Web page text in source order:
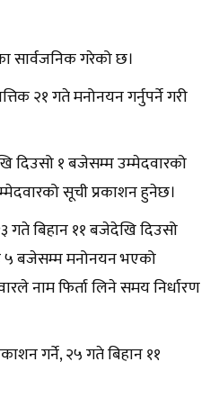
सार्वजनिक गरेको छ।
२१ गते मनोनयन गर्नुपर्ने गरी
दिउसो १ बजेसम्म उम्मेदवारको
सूची प्रकाशन हुनेछ।
गते बिहान ११ बजेदेखि दिउसो
५ बजेसम्म मनोनयन भएको
नाम फिर्ता लिने समय निर्धारण
गर्ने, २५ गते बिहान ११